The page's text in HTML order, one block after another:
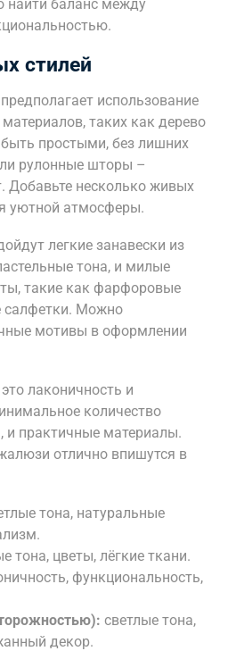
баланс между
стилей
использование
таких как дерево
простыми, без лишних
рулонные шторы –
Добавьте несколько живых
уютной атмосферы.
легкие занавески из
тона, и милые
такие как фарфоровые
салфетки. Можно
мотивы в оформлении
лаконичность и
количество
и практичные материалы.
отлично впишутся в
тона, натуральные
тона, цветы, лёгкие ткани.
функциональность,
светлые тона,
декор.